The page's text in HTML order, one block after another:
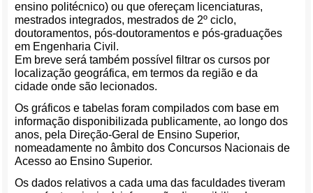
ensino politécnico) ou que ofereçam licenciaturas,
mestrados integrados, mestrados de 2º ciclo,
doutoramentos, pós-doutoramentos e pós-graduações
em Engenharia Civil.
Em breve será também possível filtrar os cursos por
localização geográfica, em termos da região e da
cidade onde são lecionados.
Os gráficos e tabelas foram compilados com base em
informação disponibilizada publicamente, ao longo dos
anos, pela Direção-Geral de Ensino Superior,
nomeadamente no âmbito dos Concursos Nacionais de
Acesso ao Ensino Superior.
Os dados relativos a cada uma das faculdades tiveram